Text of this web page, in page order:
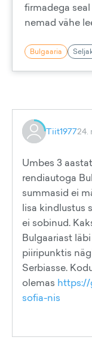
firmadega
nemad vähe
Bulgaaria
Tiit197724.
Umbes 3
rendiautoga
summasid ei
lisa kindlustus
ei sobinud.
Bulgaariast
piiripunktis
Serbiasse.
olemas https://
sofia-nis